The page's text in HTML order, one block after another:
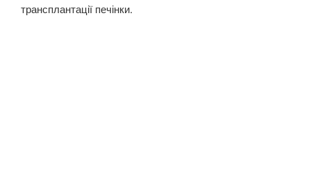
трансплантації печінки.